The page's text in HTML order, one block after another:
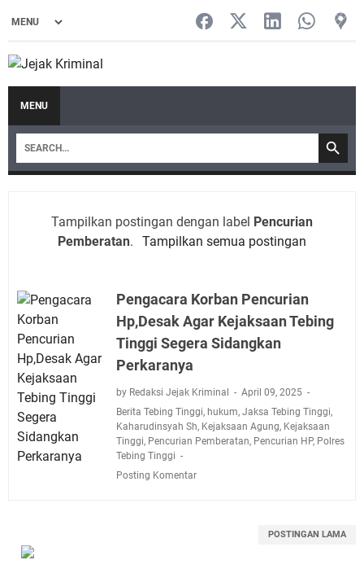
MENU
Tampilkan postingan dengan label Pencurian
Pemberatan. Tampilkan semua postingan
Pengacara Korban Pencurian
Hp,Desak Agar Kejaksaan Tebing
Tinggi Segera Sidangkan
Perkaranya
by Redaksi Jejak Kriminal
April 09, 2025
Berita Tebing Tinggi, hukum, Jaksa Tebing Tinggi,
Kaharudinsyah Sh, Kejaksaan Agung, Kejaksaan
Tinggi, Pencurian Pemberatan, Pencurian HP, Polres
Tebing Tinggi
Posting Komentar
POSTINGAN LAMA